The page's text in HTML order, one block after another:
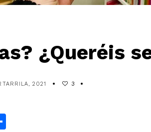
¿Queréis
2021 3